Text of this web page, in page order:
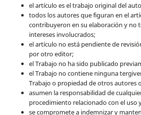
el artículo es el trabajo original del
todos los autores que figuran en el
contribuyeron en su elaboración y no
intereses involucrados;
el artículo no está pendiente de
por otro editor;
el Trabajo no ha sido publicado
el Trabajo no contiene ninguna
Trabajo o propiedad de otros autores
asumen la responsabilidad de
procedimiento relacionado con el uso
se compromete a indemnizar y